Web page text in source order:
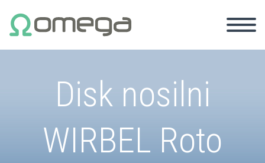
Disk nosilni
WIRBEL Roto